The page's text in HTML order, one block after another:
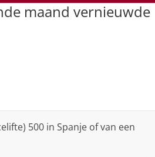
maand vernieuwde
500 in Spanje of van een